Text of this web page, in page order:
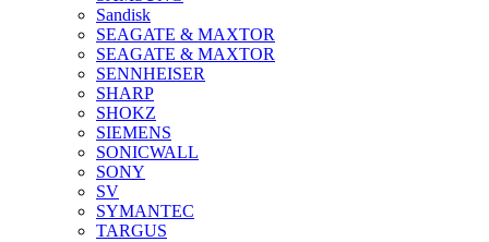
Sandisk
SEAGATE & MAXTOR
SEAGATE & MAXTOR
SENNHEISER
SHARP
SHOKZ
SIEMENS
SONICWALL
SONY
SV
SYMANTEC
TARGUS